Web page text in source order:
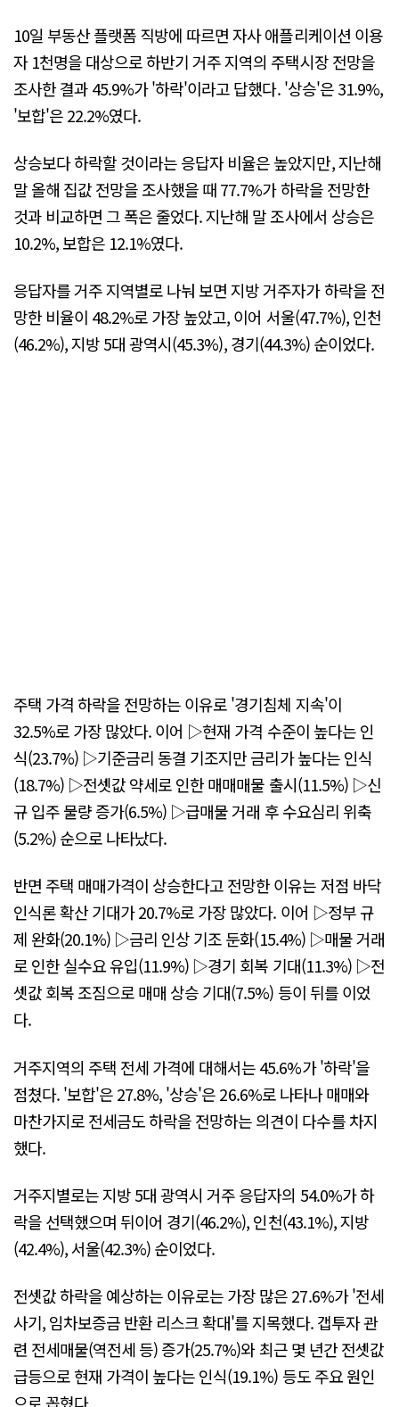
10일 부동산 플랫폼 직방에 따르면 자사 애플리케이션 이용
자 1천명을 대상으로 하반기 거주 지역의 주택시장 전망을
조사한 결과 45.9%가 '하락'이라고 답했다. '상승'은 31.9%,
'보합'은 22.2%였다.
상승보다 하락할 것이라는 응답자 비율은 높았지만, 지난해
말 올해 집값 전망을 조사했을 때 77.7%가 하락을 전망한
것과 비교하면 그 폭은 줄었다. 지난해 말 조사에서 상승은
10.2%, 보합은 12.1%였다.
응답자를 거주 지역별로 나눠 보면 지방 거주자가 하락을 전
망한 비율이 48.2%로 가장 높았고, 이어 서울(47.7%), 인천
(46.2%), 지방 5대 광역시(45.3%), 경기(44.3%) 순이었다.
주택 가격 하락을 전망하는 이유로 '경기침체 지속'이
32.5%로 가장 많았다. 이어 ▷현재 가격 수준이 높다는 인
식(23.7%) ▷기준금리 동결 기조지만 금리가 높다는 인식
(18.7%) ▷전셋값 약세로 인한 매매매물 출시(11.5%) ▷신
규 입주 물량 증가(6.5%) ▷급매물 거래 후 수요심리 위축
(5.2%) 순으로 나타났다.
반면 주택 매매가격이 상승한다고 전망한 이유는 저점 바닥
인식론 확산 기대가 20.7%로 가장 많았다. 이어 ▷정부 규
제 완화(20.1%) ▷금리 인상 기조 둔화(15.4%) ▷매물 거래
로 인한 실수요 유입(11.9%) ▷경기 회복 기대(11.3%) ▷전
셋값 회복 조짐으로 매매 상승 기대(7.5%) 등이 뒤를 이었
다.
거주지역의 주택 전세 가격에 대해서는 45.6%가 '하락'을
점쳤다. '보합'은 27.8%, '상승'은 26.6%로 나타나 매매와
마찬가지로 전세금도 하락을 전망하는 의견이 다수를 차지
했다.
거주지별로는 지방 5대 광역시 거주 응답자의 54.0%가 하
락을 선택했으며 뒤이어 경기(46.2%), 인천(43.1%), 지방
(42.4%), 서울(42.3%) 순이었다.
전셋값 하락을 예상하는 이유로는 가장 많은 27.6%가 '전세
사기, 임차보증금 반환 리스크 확대'를 지목했다. 갭투자 관
련 전세매물(역전세 등) 증가(25.7%)와 최근 몇 년간 전셋값
급등으로 현재 가격이 높다는 인식(19.1%) 등도 주요 원인